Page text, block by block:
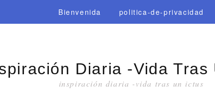
Bienvenida politica-de-privacidad
Diaria -vida Tras
inspiración diaria -vida tras un ictus